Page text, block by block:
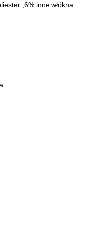
,6% inne włókna